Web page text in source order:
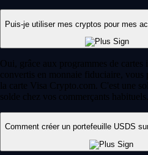
Puis-je utiliser mes cryptos pour mes
Oui, grâce aux programmes de
convertis en monnaie fiduciaire, vous
la carte Visa Crypto.com. C'est une
solde chez vos commerçants habituels.
Comment créer un portefeuille USDS